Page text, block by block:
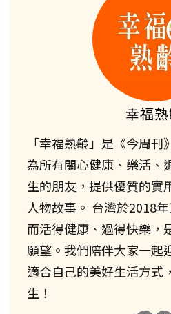
幸福
「幸福熟齡」是《今周刊
為所有關心健康、樂活、
生的朋友，提供優質的實
人物故事。 台灣於2018
而活得健康、過得快樂，
願望。我們陪伴大家一起
適合自己的美好生活方式
生！